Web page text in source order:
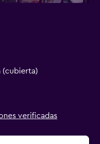
(cubierta)
verificadas